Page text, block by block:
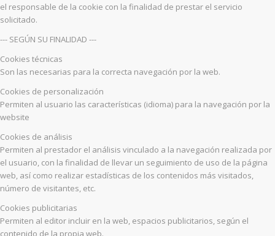
el responsable de la cookie con la finalidad de prestar el servicio
solicitado.
--- SEGÚN SU FINALIDAD ---
Cookies técnicas
Son las necesarias para la correcta navegación por la web.
Cookies de personalización
Permiten al usuario las características (idioma) para la navegación por la
website
Cookies de análisis
Permiten al prestador el análisis vinculado a la navegación realizada por
el usuario, con la finalidad de llevar un seguimiento de uso de la página
web, así como realizar estadísticas de los contenidos más visitados,
número de visitantes, etc.
Cookies publicitarias
Permiten al editor incluir en la web, espacios publicitarios, según el
contenido de la propia web.